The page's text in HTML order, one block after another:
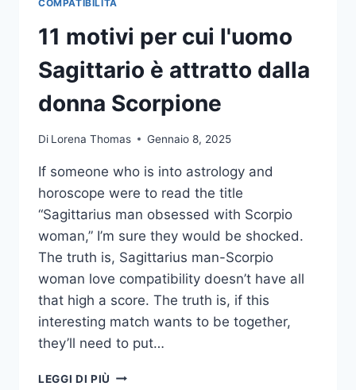
COMPATIBILITÀ
11 motivi per cui l'uomo
Sagittario è attratto dalla
donna Scorpione
Di Lorena Thomas Gennaio 8, 2025
If someone who is into astrology and
horoscope were to read the title
“Sagittarius man obsessed with Scorpio
woman,” I’m sure they would be shocked.
The truth is, Sagittarius man-Scorpio
woman love compatibility doesn’t have all
that high a score. The truth is, if this
interesting match wants to be together,
they’ll need to put…
LEGGI DI PIÙ 11